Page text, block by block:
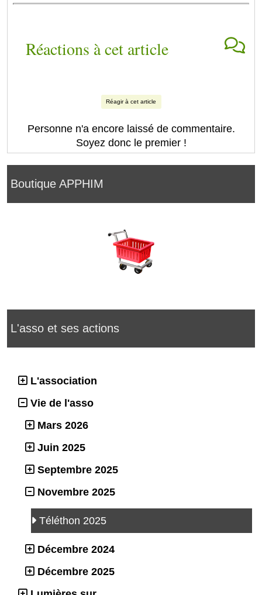
Boutique APPHIM
L'asso et ses actions
L'association
Vie de l'asso
Mars 2026
Juin 2025
Septembre 2025
Novembre 2025
Téléthon 2025
Décembre 2024
Décembre 2025
Réactions à cet article
Réagir à cet article
Personne n'a encore laissé de commentaire.
Soyez donc le premier !